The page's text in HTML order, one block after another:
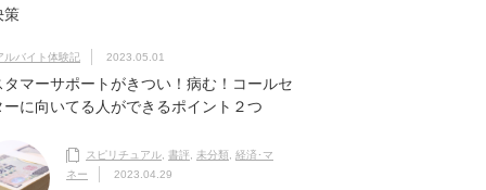
策
ルバイト体験記 2023.05.01
タマーサポートがきつい！病む！コールセ
ーに向いてる人ができるポイント２つ
スピリチュアル 書評 未分類
経済･マ
ネー
2023.04.29